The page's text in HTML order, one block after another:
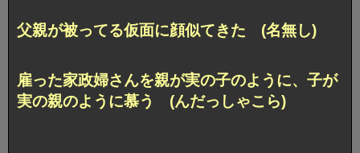
父親が被ってる仮面に顔似てきた (名無し)
雇った家政婦さんを親が実の子のように、 子が
実の親のように慕う (んだっしゃこら)